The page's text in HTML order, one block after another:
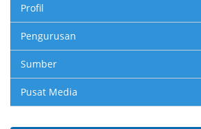
Profil
Pengurusan
Sumber
Pusat Media